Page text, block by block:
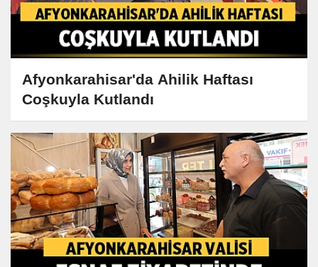
Afyonkarahisar'da Ahilik Haftası
Coşkuyla Kutlandı